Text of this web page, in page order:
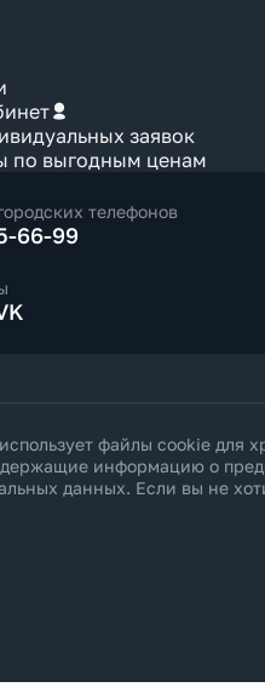
заявок
по выгодным ценам
телефонов
66-99
файлы cookie для
информацию о
данных. Если вы не